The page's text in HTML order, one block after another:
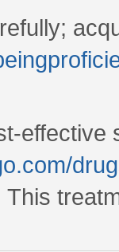
effective